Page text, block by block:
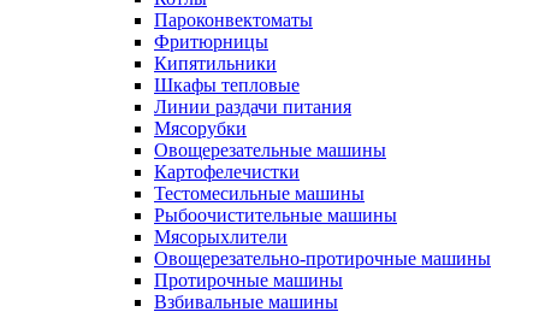
Пароконвектоматы
Фритюрницы
Кипятильники
Шкафы тепловые
Линии раздачи питания
Мясорубки
Овощерезательные машины
Картофелечистки
Тестомесильные машины
Рыбоочистительные машины
Мясорыхлители
Овощерезательно-протирочные машины
Протирочные машины
Взбивальные машины